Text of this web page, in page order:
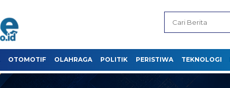
OTOMOTIF OLAHRAGA POLITIK PERISTIWA TEKNOLOGI